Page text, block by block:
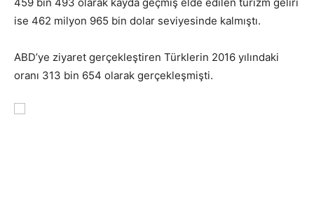
ise 462 milyon 965 bin dolar seviyesinde kalmıştı.
ABD’ye ziyaret gerçekleştiren Türklerin 2016 yılındaki
oranı 313 bin 654 olarak gerçekleşmişti.